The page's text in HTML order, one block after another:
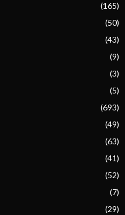
(165)
(50)
(43)
(9)
(3)
(5)
(693)
(49)
(63)
(41)
(52)
(7)
(29)